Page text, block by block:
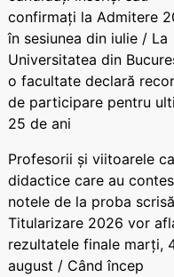
confirmați la Admitere
în sesiunea din iulie / La
Universitatea din
o facultate declară
de participare pentru
25 de ani
Profesorii și viitoarele
didactice care au
notele de la proba
Titularizare 2026 vor
rezultatele finale marți,
august / Când încep